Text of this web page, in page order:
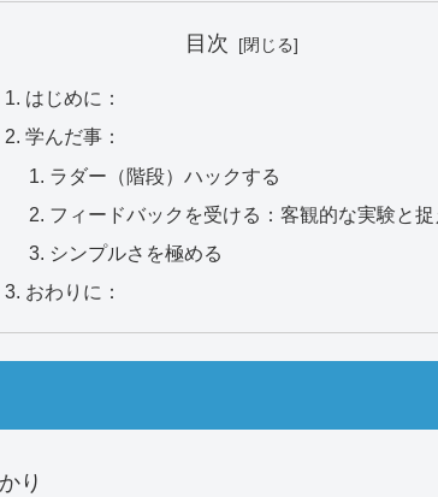
目次
はじめに：
学んだ事：
ラダー（階段）ハックする
フィードバックを受ける：客観的な実験と捉
シンプルさを極める
おわりに：
り